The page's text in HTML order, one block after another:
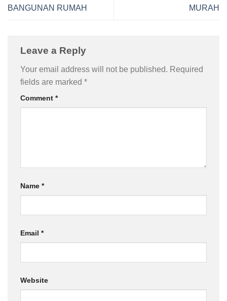
BANGUNAN RUMAH
MURAH
Leave a Reply
Your email address will not be published. Required
fields are marked *
Comment *
Name *
Email *
Website